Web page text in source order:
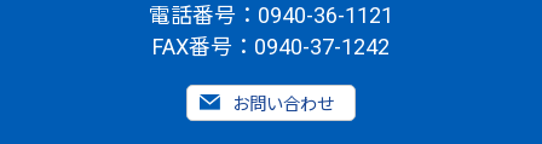
電話番号：0940-36-1121
FAX番号：0940-37-1242
お問い合わせ